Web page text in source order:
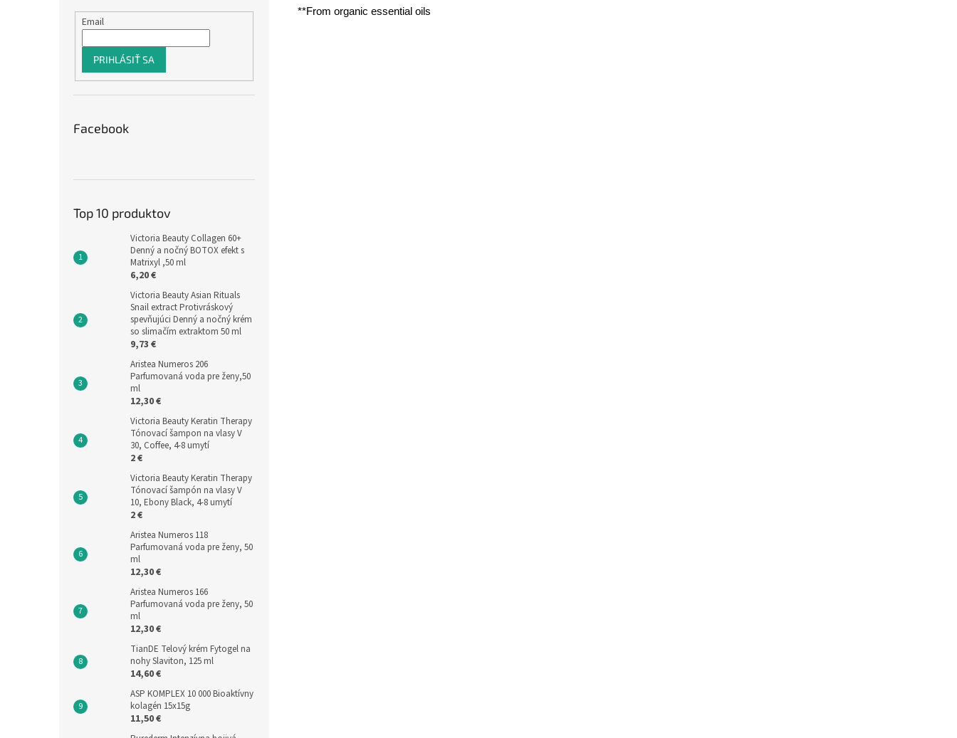
Email
PRIHLÁSIŤ SA
Facebook
Top 10 produktov
Victoria Beauty Collagen 60+
Denný a nočný BOTOX efekt s
Matrixyl ,50 ml
6,20 €
Victoria Beauty Asian Rituals
Snail extract Protivráskový
spevňujúci Denný a nočný krém
so slimačím extraktom 50 ml
9,73 €
Aristea Numeros 206
Parfumovaná voda pre ženy,50
ml
12,30 €
Victoria Beauty Keratin Therapy
Tónovací šampon na vlasy V
30, Coffee, 4-8 umytí
2 €
Victoria Beauty Keratin Therapy
Tónovací šampón na vlasy V
10, Ebony Black, 4-8 umytí
2 €
Aristea Numeros 118
Parfumovaná voda pre ženy, 50
ml
12,30 €
Aristea Numeros 166
Parfumovaná voda pre ženy, 50
ml
12,30 €
TianDE Telový krém Fytogel na
nohy Slaviton, 125 ml
14,60 €
ASP KOMPLEX 10 000 Bioaktívny
kolagén 15x15g
11,50 €
**From organic essential oils